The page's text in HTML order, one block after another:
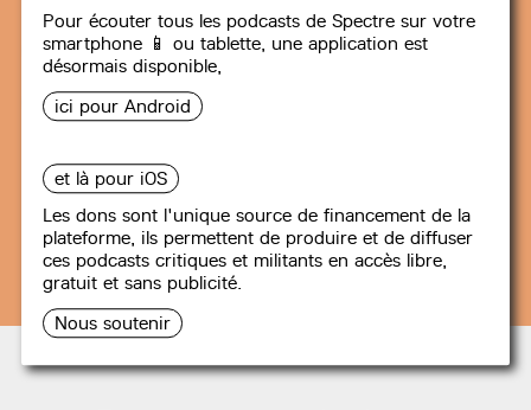
Pour écouter tous les podcasts de Spectre sur votre
smartphone 📱 ou tablette, uneapplication est
désormais disponible,
ici pour Android
et là pour iOS
Les dons sont l'unique source de financement de la
plateforme, ils permettent de produire et de diffuser
ces podcasts critiques et militants en accès libre,
gratuit et sans publicité.
Nous soutenir
S’ABONNER SUR
AMAZON APPLE PODCASTS DEEZER
SPOTIFY